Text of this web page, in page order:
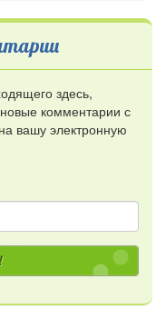
здесь,
комментарии с
вашу электронную